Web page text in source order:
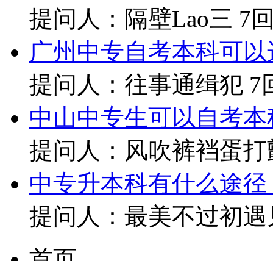
提问人：隔壁Lao三 7
广州中专自考本科可
提问人：往事通缉犯 7
中山中专生可以自考
提问人：风吹裤裆蛋
中专升本科有什么途
提问人：最美不过初遇